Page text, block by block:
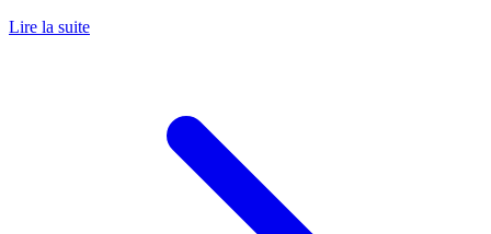
Lire la suite